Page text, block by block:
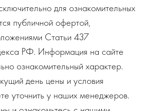
для ознакомительных
публичной офертой,
Статьи 437
РФ. Информация на сайте
ознакомительный характер.
день цены и условия
уточнить у наших менеджеров.